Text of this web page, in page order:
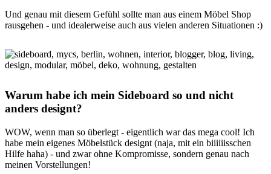
Und genau mit diesem Gefühl sollte man aus einem Möbel Shop
rausgehen - und idealerweise auch aus vielen anderen Situationen :)
Warum habe ich mein Sideboard so und nicht
anders designt?
WOW, wenn man so überlegt - eigentlich war das mega cool! Ich
habe mein eigenes Möbelstück designt (naja, mit ein biiiiiisschen
Hilfe haha) - und zwar ohne Kompromisse, sondern genau nach
meinen Vorstellungen!